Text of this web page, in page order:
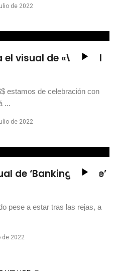
de 2022
visual de «Where I
estamos de celebración con
...
de 2022
de ‘Banking On Me’
pese a estar tras las rejas, a
de 2022